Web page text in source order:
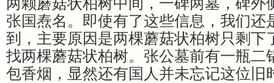
两颗蘑菇状柏树中间，一碑两墓，碑外
张国焘名。即使有了这些信息，我们还
到，主要原因是两棵蘑菇状柏树只剩下
找两棵蘑菇状柏树。张公墓前有一瓶二
包香烟，显然还有国人并未忘记这位旧